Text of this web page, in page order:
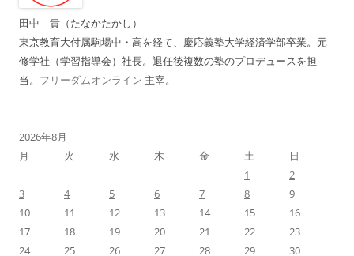
ョ
ン
田中 貴（たなかたかし）
東京教育大付属駒場中・高を経て、慶応義塾大学経済学部卒業。元
修学社（学習指導会）社長。退任後複数の塾のプロデュースを担
当。 フリーダムオンライン 主宰。
2026年8月
月
火 水 木 金 土
日
1
2
3
4 5 6 7 8
9
10
11 12 13 14 15
16
17
18 19 20 21 22
23
24
25 26 27 28 29 30